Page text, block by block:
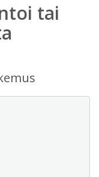
tai